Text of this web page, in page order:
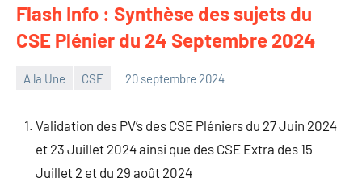
Flash Info : Synthèse des sujets du
CSE Plénier du 24 Septembre 2024
A la Une CSE 20 septembre 2024
Validation des PV’s des CSE Pléniers du 27 Juin 2024
et 23 Juillet 2024 ainsi que des CSE Extra des 15
Juillet 2 et du 29 août 2024